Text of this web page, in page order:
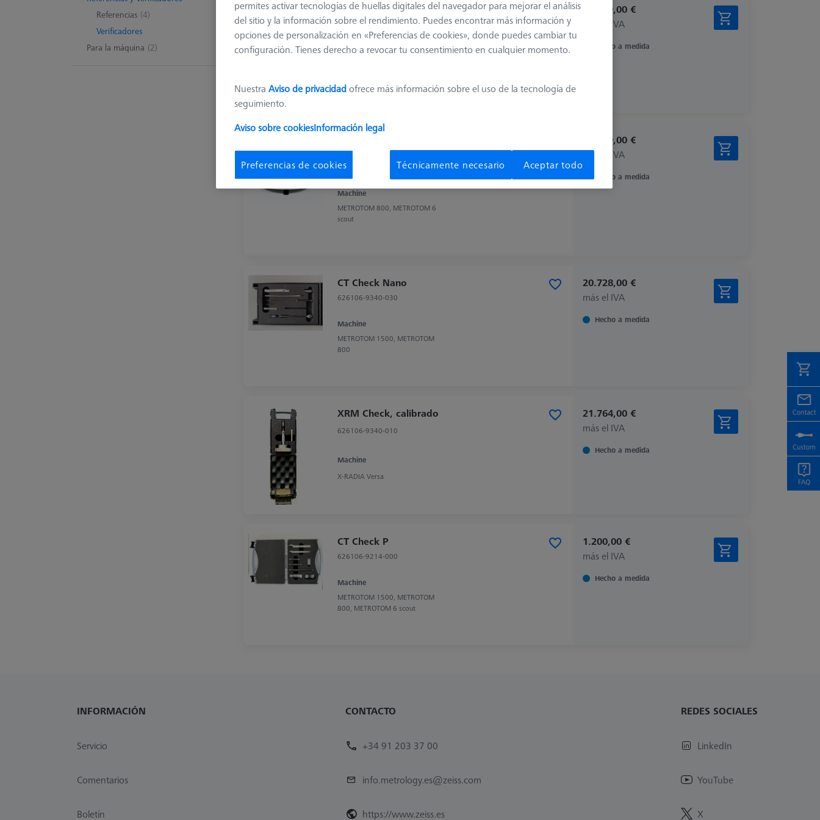
Referencias (4)
Verificadores
Para la máquina (2)
CT Check para M1500 G3
626106-9215-000
Machine
11.999,00 €
más el IVA
Hecho a medida
METROTOM 6 Scout
626106-9310-000
Machine
METROTOM 800, METROTOM 6
scout
11.999,00 €
más el IVA
Hecho a medida
CT Check Nano
626106-9340-030
Machine
METROTOM 1500, METROTOM
800
20.728,00 €
más el IVA
Hecho a medida
XRM Check, calibrado
626106-9340-010
Machine
X-RADIA Versa
21.764,00 €
más el IVA
Hecho a medida
CT Check P
626106-9214-000
Machine
METROTOM 1500, METROTOM
800, METROTOM 6 scout
1.200,00 €
más el IVA
Hecho a medida
INFORMACIÓN
Servicio
Comentarios
Boletín
CONTACTO
+34 91 203 37 00
info.metrology.es@zeiss.com
https://www.zeiss.es
REDES SOCIALES
LinkedIn
YouTube
X
permites activar tecnologías de huellas digitales del navegador para mejorar el análisis
del sitio y la información sobre el rendimiento. Puedes encontrar más información y
opciones de personalización en «Preferencias de cookies», donde puedes cambiar tu
configuración. Tienes derecho a revocar tu consentimiento en cualquier momento.
Nuestra Aviso de privacidadofrece más información sobre el uso de la tecnología de
seguimiento.
Aviso sobre cookiesInformación legal
Preferencias de cookies Técnicamente necesario Aceptar todo